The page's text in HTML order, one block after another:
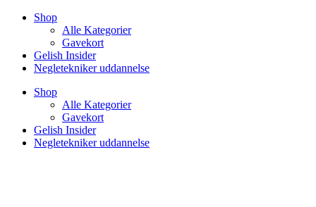
Shop
Alle Kategorier
Gavekort
Gelish Insider
Negletekniker uddannelse
Shop
Alle Kategorier
Gavekort
Gelish Insider
Negletekniker uddannelse